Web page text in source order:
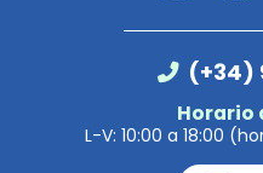
(+34)
Horario
L-V: 10:00 a 18:00